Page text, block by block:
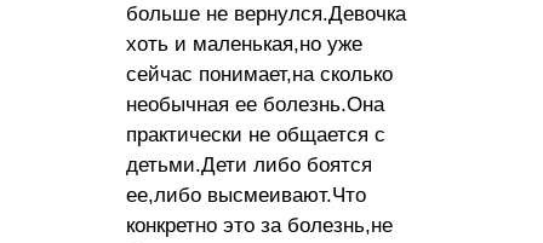
больше не вернулся.Девочка
хоть и маленькая,но уже
сейчас понимает,на сколько
необычная ее болезнь.Она
практически не общается с
детьми.Дети либо боятся
ее,либо высмеивают.Что
конкретно это за болезнь,не